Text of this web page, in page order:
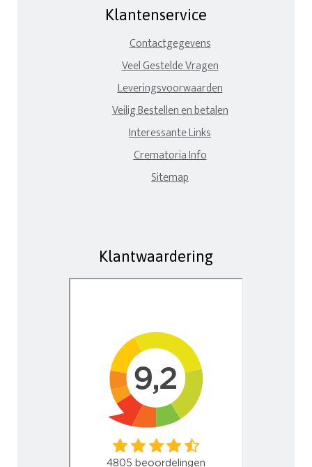
Klantenservice
Contactgegevens
Veel Gestelde Vragen
Leveringsvoorwaarden
Veilig Bestellen en betalen
Interessante Links
Crematoria Info
Sitemap
Klantwaardering